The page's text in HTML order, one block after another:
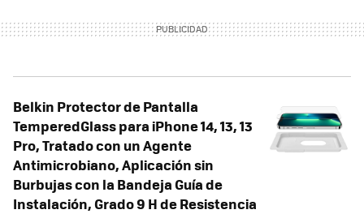
Belkin Protector de Pantalla
TemperedGlass para iPhone 14, 13, 13
Pro, Tratado con un Agente
Antimicrobiano, Aplicación sin
Burbujas con la Bandeja Guía de
Instalación, Grado 9 H de Resistencia